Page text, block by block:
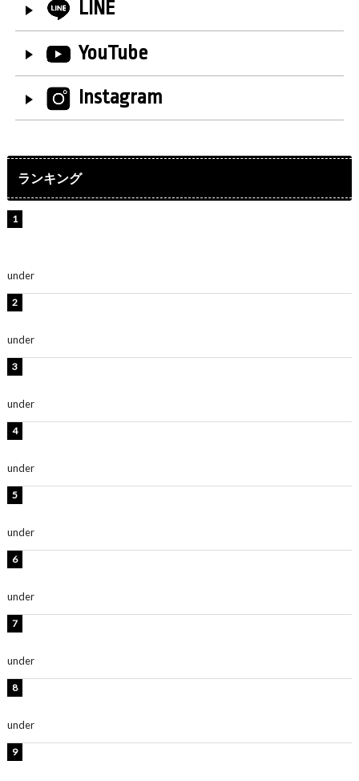
LINE
YouTube
Instagram
ランキング
under
under
under
under
under
under
under
under